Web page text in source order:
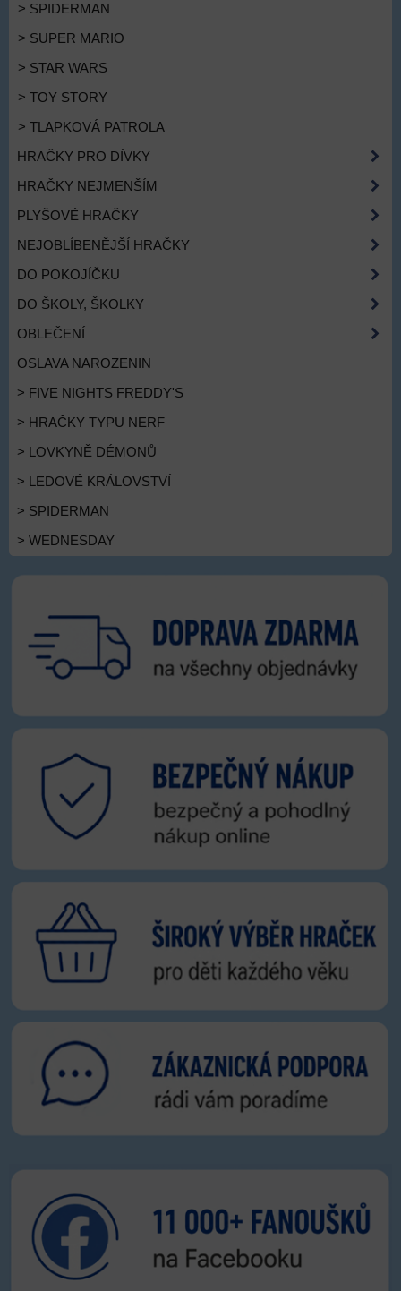
> SPIDERMAN
> SUPER MARIO
> STAR WARS
> TOY STORY
> TLAPKOVÁ PATROLA
HRAČKY PRO DÍVKY
HRAČKY NEJMENŠÍM
PLYŠOVÉ HRAČKY
NEJOBLÍBENĚJŠÍ HRAČKY
DO POKOJÍČKU
DO ŠKOLY, ŠKOLKY
OBLEČENÍ
OSLAVA NAROZENIN
> FIVE NIGHTS FREDDY'S
> HRAČKY TYPU NERF
> LOVKYNĚ DÉMONŮ
> LEDOVÉ KRÁLOVSTVÍ
> SPIDERMAN
> WEDNESDAY